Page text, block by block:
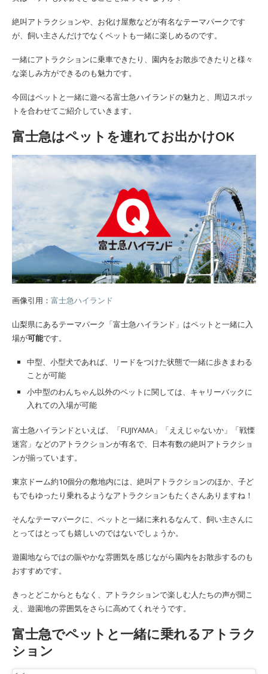
絶叫アトラクションや、お化け屋敷などが有名なテーマパークです
が、飼い主さんだけでなくペットも一緒に楽しめるのです。
一緒にアトラクションに乗車できたり、園内をお散歩できたりと様々
な楽しみ方ができるのも魅力です。
今回はペットと一緒に遊べる富士急ハイランドの魅力と、周辺スポッ
トを合わせてご紹介していきます。
富士急はペットを連れてお出かけOK
画像引用： 富士急ハイランド
山梨県にあるテーマパーク「富士急ハイランド」はペットと一緒に入
場が可能です。
中型、小型犬であれば、リードをつけた状態で一緒に歩きまわる
ことが可能
小中型のわんちゃん以外のペットに関しては、キャリーバックに
入れての入場が可能
富士急ハイランドといえば、「FUJIYAMA」「ええじゃないか」「戦慄
迷宮」などのアトラクションが有名で、日本有数の絶叫アトラクショ
ンが揃っています。
東京ドーム約10個分の敷地内には、絶叫アトラクションのほか、子ど
もでもゆったり乗れるようなアトラクションもたくさんありますね！
そんなテーマパークに、ペットと一緒に来れるなんて、飼い主さんに
とってはとっても嬉しいのではないでしょうか。
遊園地ならではの賑やかな雰囲気を感じながら園内をお散歩するのも
おすすめです。
きっとどこからともなく、アトラクションで楽しむ人たちの声が聞こ
え、遊園地の雰囲気をさらに高めてくれそうです。
富士急でペットと一緒に乗れるアトラク
ション